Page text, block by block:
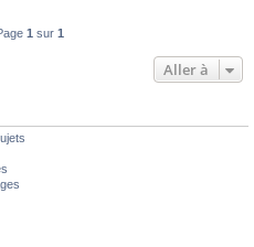
1 sur 1
Aller à